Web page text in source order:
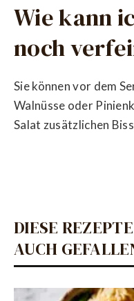
Wie kann
noch
Sie können vor dem
Walnüsse oder
Salat zusätzlichen
DIESE
AUCH